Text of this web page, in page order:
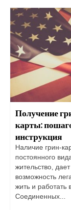
Получение
карты:
инструкция
Наличие грин-
постоянного
жительство, дает
возможность
жить и работать
Соединенных...